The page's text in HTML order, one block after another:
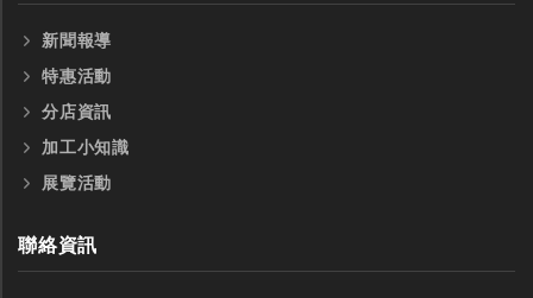
台製WEENIX四刃全鎢鋼銑刀
新聞報導
特惠活動
分店資訊
加工小知識
展覽活動
聯絡資訊